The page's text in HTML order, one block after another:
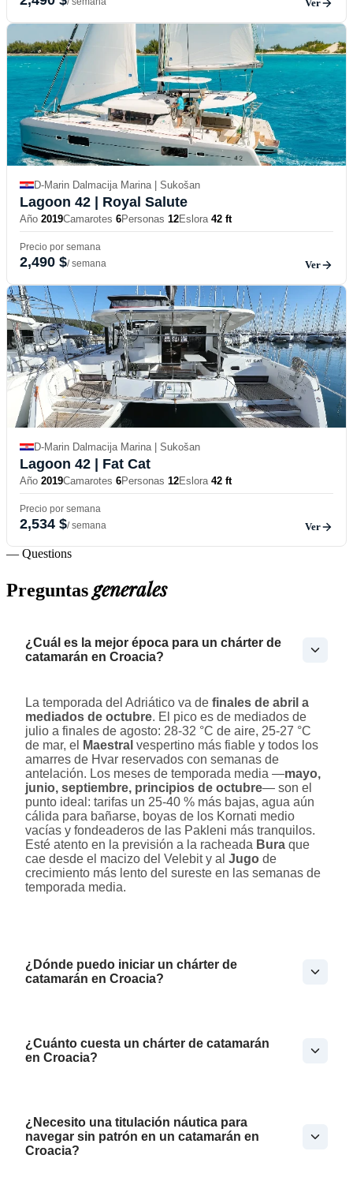
Ver
D-Marin Dalmacija Marina | Sukošan
Lagoon 42 | Royal Salute
Año 2019Camarotes 6Personas 12Eslora 42 ft
Precio por semana
2,490 $/ semana Ver
D-Marin Dalmacija Marina | Sukošan
Lagoon 42 | Fat Cat
Año 2019Camarotes 6Personas 12Eslora 42 ft
Precio por semana
2,534 $/ semana Ver
— Questions
Preguntasgenerales
¿Cuál es la mejor época para un chárter de
catamarán en Croacia?
La temporada del Adriático va de finales de abril a
mediados de octubre. El pico es de mediados de
julio a finales de agosto: 28-32 °C de aire, 25-27 °C
de mar, el
Maestral vespertino más fiable y todos los
amarres de Hvar reservados con semanas de
antelación. Los meses de temporada media —mayo,
junio, septiembre, principios de octubre— son el
punto ideal: tarifas un 25-40 % más bajas, agua aún
cálida para bañarse, boyas de los Kornati medio
vacías y fondeaderos de las Pakleni más tranquilos.
Esté atento en la previsión a la racheada Bura que
cae desde el macizo del Velebit y al Jugo de
crecimiento más lento del sureste en las semanas de
temporada media.
¿Dónde puedo iniciar un chárter de
catamarán en Croacia?
¿Cuánto cuesta un chárter de catamarán
en Croacia?
¿Necesito una titulación náutica para
navegar sin patrón en un catamarán en
Croacia?